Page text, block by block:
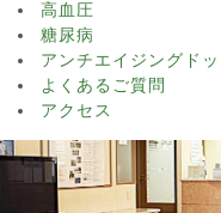
高血圧
糖尿病
アンチエイジングドッ
よくあるご質問
アクセス